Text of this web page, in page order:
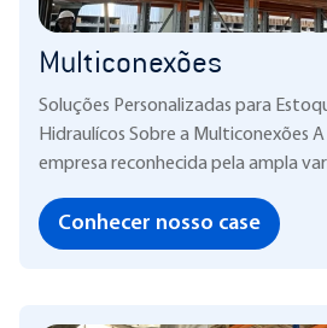
Multiconexões
Soluções Personalizadas para
Hidraulícos Sobre a Multiconexões
empresa reconhecida pela ampla
Conhecer nosso case